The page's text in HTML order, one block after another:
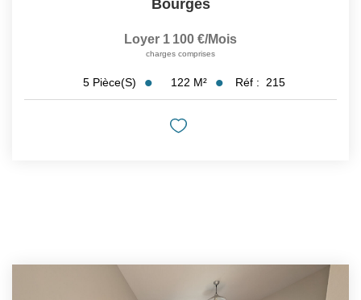
Bourges
Loyer 1 100 €/mois
charges comprises
5 Pièce(s) 122 M² Réf : 215